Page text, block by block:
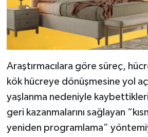
Araştırmacılara göre süreç,
kök hücreye dönüşmesine yol
yaşlanma nedeniyle
geri kazanmalarını sağlayan
yeniden programlama”